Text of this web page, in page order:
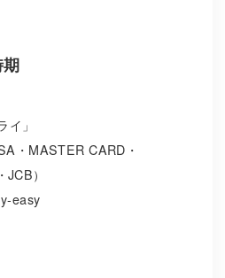
イ」
・MASTER CARD・
）
easy